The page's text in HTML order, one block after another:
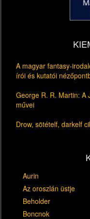
A magyar fantasy-
írói és kutatói
George R. R. Martin: A
művei
Drow, sötételf, darkelf
Aurin
Az oroszlán üstje
Beholder
Boncnok